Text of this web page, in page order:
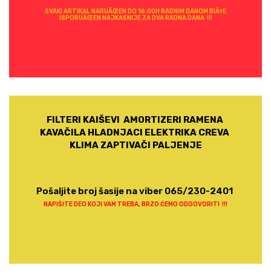
SVAKI ARTIKAL NARUÄŒEN DO 16:00H RADNIM DANOM BIÄ†E
ISPORUÄŒEN NAJKASNIJE ZA DVA RADNA DANA !!!
FILTERI KAIŠEVI AMORTIZERI RAMENA
KAVAČILA HLADNJACI ELEKTRIKA CREVA
KLIMA ZAPTIVAČI PALJENJE
Pošaljite broj šasije na viber 065/230-2401
NAPIŠITE DEO KOJI VAM TREBA, BRZO ĆEMO ODGOVORITI !!!